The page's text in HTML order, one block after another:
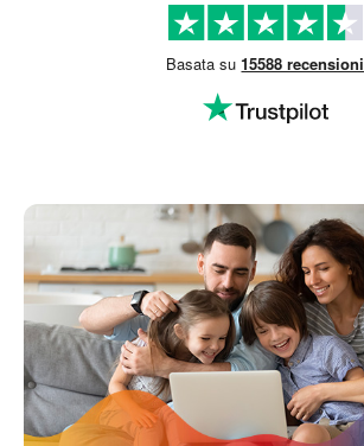
Basata su15588 recensioni